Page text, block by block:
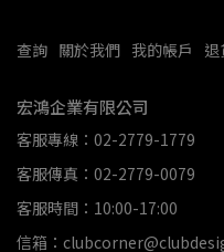
查詢 關於我們 我的帳戶
宏鴻企業有限公司
客服專線：02-2779-1779
客服傳真：02-2779-0079
客服時間：10:00-17:00
信箱：